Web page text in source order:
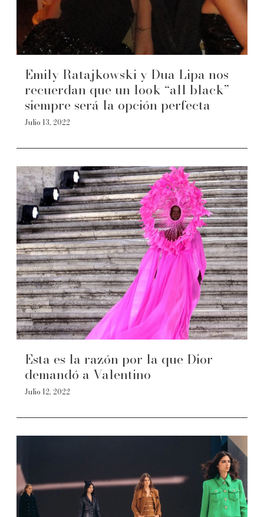
Emily Ratajkowski y Dua Lipa nos
recuerdan que un look “all black”
siempre será la opción perfecta
Julio 13, 2022
Esta es la razón por la que Dior
demandó a Valentino
Julio 12, 2022